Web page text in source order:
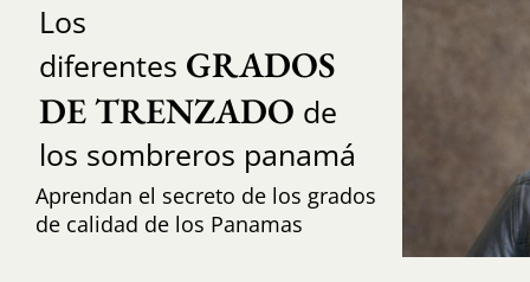
Los
diferentes GRADOS
DE TRENZADO de
los sombreros panamá
Aprendan el secreto de los grados
de calidad de los Panamas